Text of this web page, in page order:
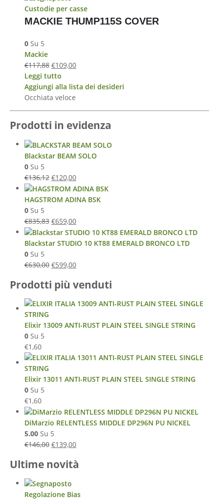
Custodie per casse
MACKIE THUMP115S COVER
0Su 5
Mackie
€117,88 €109,00
Leggi tutto
Aggiungi alla lista dei desideri
Occhiata veloce
Prodotti in evidenza
Blackstar BEAM SOLO
0Su 5
€136,12 €120,00
HAGSTROM ADINA BSK
0Su 5
€835,83 €659,00
Blackstar STUDIO 10 KT88 EMERALD BRONCO LTD
0Su 5
€630,00 €599,00
Prodotti più venduti
Elixir 13009 ANTI-RUST PLAIN STEEL SINGLE STRING
0Su 5
€1,60
Elixir 13011 ANTI-RUST PLAIN STEEL SINGLE STRING
0Su 5
€1,60
DiMarzio RELENTLESS MIDDLE DP296N PU NICKEL
5.00Su 5
€146,00 €139,00
Ultime novità
Regolazione Bias